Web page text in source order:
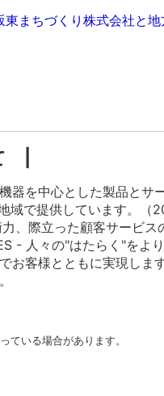
東まちづくり株式会社と
|
器を中心とした製品と
域で提供しています。（
、際立った顧客サービ
- 人々の"はたらく"を
お客様とともに実現します
ている場合があります。